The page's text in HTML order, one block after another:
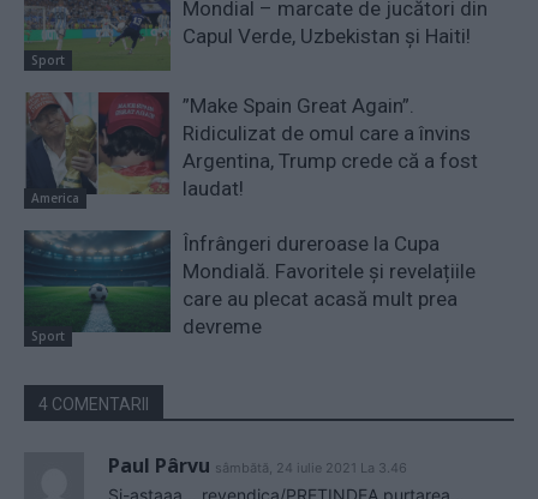
Sport
Mondial – marcate de jucători din
Capul Verde, Uzbekistan și Haiti!
America
”Make Spain Great Again”.
Ridiculizat de omul care a învins
Argentina, Trump crede că a fost
laudat!
Sport
Înfrângeri dureroase la Cupa
Mondială. Favoritele și revelațiile
care au plecat acasă mult prea
devreme
4 COMENTARII
Paul Pârvu sâmbătă, 24 iulie 2021 La 3.46
Și-astaaa… revendica/PRETINDEA purtarea…